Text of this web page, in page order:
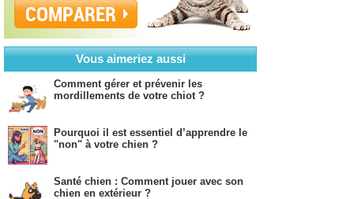
COMPARER
Vous aimeriez aussi
Comment gérer et prévenir les
mordillements de votre chiot ?
Pourquoi il est essentiel d’apprendre le
"non" à votre chien ?
Santé chien : Comment jouer avec son
chien en extérieur ?